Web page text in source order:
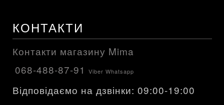
КОНТАКТИ
Контакти магазину Mima
068-488-87-91
Viber Whatsapp
Відповідаємо на дзвінки: 09:00-19:00